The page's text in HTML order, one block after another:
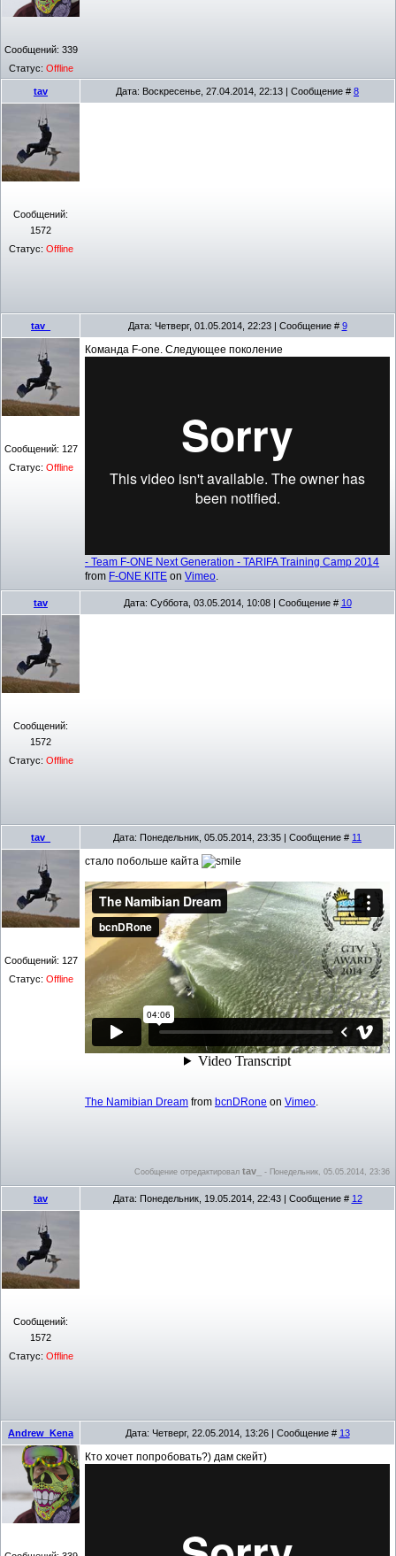
Сообщений: 339
Статус: Offline
tav Дата: Воскресенье, 27.04.2014, 22:13 | Сообщение # 8
Сообщений:
1572
Статус: Offline
tav_ Дата: Четверг, 01.05.2014, 22:23 | Сообщение # 9
Сообщений: 127
Статус: Offline
Команда F-one. Следующее поколение
- Team F-ONE Next Generation - TARIFA Training Camp 2014
from F-ONE KITE on Vimeo
tav Дата: Суббота, 03.05.2014, 10:08 | Сообщение # 10
Сообщений:
1572
Статус: Offline
tav_ Дата: Понедельник, 05.05.2014, 23:35 | Сообщение # 11
Сообщений: 127
Статус: Offline
стало побольше кайта
The Namibian Dream from bcnDRone on Vimeo
Сообщение отредактировал tav_ - Понедельник, 05.05.2014, 23:36
tav Дата: Понедельник, 19.05.2014, 22:43 | Сообщение # 12
Сообщений:
1572
Статус: Offline
Andrew_Kena Дата: Четверг, 22.05.2014, 13:26 | Сообщение # 13
Кто хочет попробовать?) дам скейт)